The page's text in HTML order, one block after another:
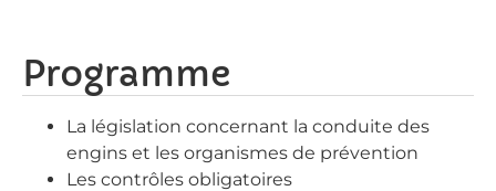
Programme
La législation concernant la conduite des
engins et les organismes de prévention
Les contrôles obligatoires